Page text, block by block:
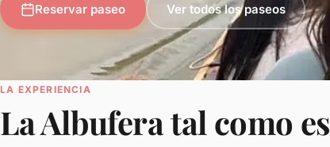
Reservar paseo Ver todos los paseos
LA EXPERIENCIA
La Albufera tal como es